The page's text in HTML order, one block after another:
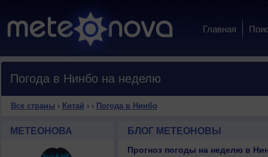
Главная
Погода в Нинбо на неделю
Все страны › Китай › › Погода в Нинбо
МЕТЕОНОВА БЛОГ МЕТЕОНОВЫ
Прогноз погоды на неделю в